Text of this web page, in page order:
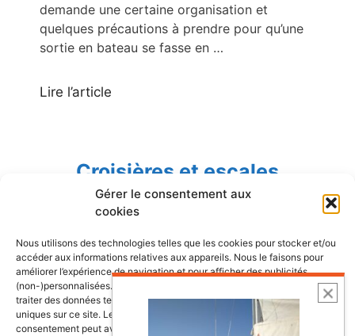
Gérer le consentement aux
cookies
Nous utilisons des technologies telles que les cookies pour stocker et/ou
accéder aux informations relatives aux appareils. Nous le faisons pour
améliorer l’expérience de navigation et pour afficher des publicités
(non-)personnalisées. Consentir à ces technologies nous autorisera à
traiter des données telles que le comportement de navigation ou les ID
uniques sur ce site. Le fait de ne pas consentir ou de retirer son
consentement peut avoir un effet négatif sur certaines fonctonnalités et
demande une certaine organisation et
quelques précautions à prendre pour qu’une
sortie en bateau se fasse en …
Lire l’article
Croisières et escales
Les plus belles escales et croisières de